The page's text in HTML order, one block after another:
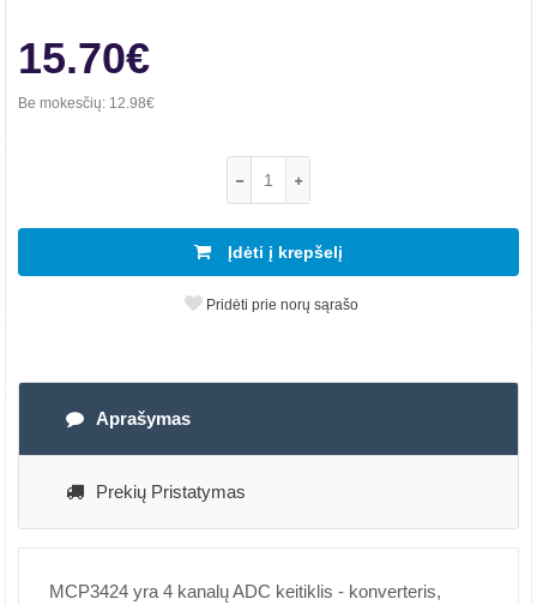
15.70€
Be mokesčių: 12.98€
Įdėti į krepšelį
Pridėti prie norų sąrašo
Aprašymas
Prekių Pristatymas
MCP3424 yra 4 kanalų ADC keitiklis - konverteris,